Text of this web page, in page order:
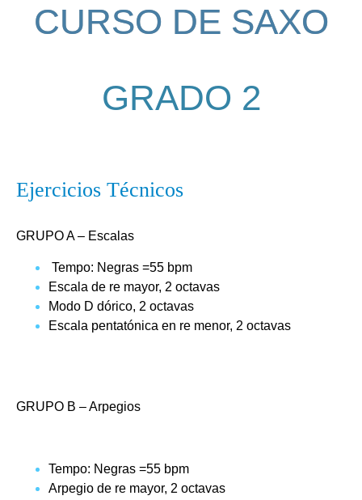
CURSO DE SAXO
GRADO 2
Ejercicios Técnicos
GRUPO A – Escalas
Tempo: Negras =55 bpm
Escala de re mayor, 2 octavas
Modo D dórico, 2 octavas
Escala pentatónica en re menor, 2 octavas
GRUPO B – Arpegios
Tempo: Negras =55 bpm
Arpegio de re mayor, 2 octavas